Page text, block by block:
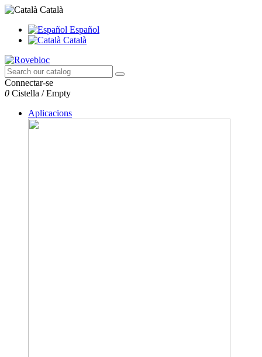
Català
Español
Català
Connectar-se
0 Cistella /Empty
Aplicacions